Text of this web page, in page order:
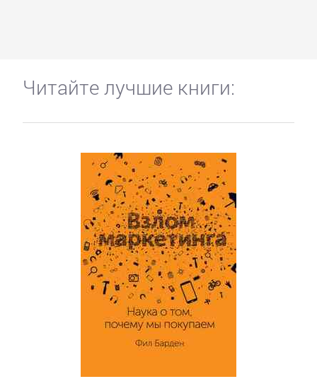
Читайте лучшие книги: